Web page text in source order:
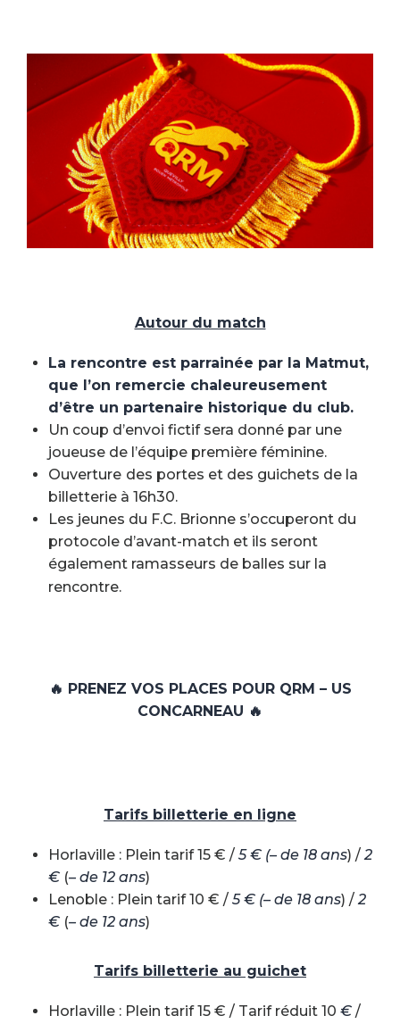
Autour du match
La rencontre est parrainée par la Matmut,
que l’on remercie chaleureusement
d’être un partenaire historique du club.
Un coup d’envoi fictif sera donné par une
joueuse de l’équipe première féminine.
Ouverture des portes et des guichets de la
billetterie à 16h30.
Les jeunes du F.C. Brionne s’occuperont du
protocole d’avant-match et ils seront
également ramasseurs de balles sur la
rencontre.
🔥 PRENEZ VOS PLACES POUR QRM – US
CONCARNEAU 🔥
Tarifs billetterie en ligne
Horlaville : Plein tarif 15 € / 5 € (– de 18 ans) /2
€ (– de 12 ans)
Lenoble : Plein tarif 10 € / 5 € (– de 18 ans) /2
€ (– de 12 ans)
Tarifs billetterie au guichet
Horlaville : Plein tarif 15 € / Tarif réduit 10 € /